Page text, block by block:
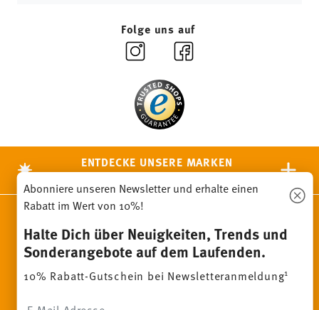
Folge uns auf
ENTDECKE UNSERE MARKEN
Cookie-Einwilligung ändern
*Alle Preise inkl. MwSt. undzzgl. Versandkosten.
Sie können den Code bei Ihrem nächsten Einkauf direkt im
Bestellprozess eingeben. Eine Kombination mit anderen
nicht im Nachhinein verrechenbar. Keine Barauszahlung, Restbetrag
Abonniere unseren Newsletter und erhalte einen
Rabatt im Wert von 10%!
Halte Dich über Neuigkeiten, Trends und
Sonderangebote auf dem Laufenden.
10% Rabatt-Gutschein bei Newsletteranmeldung1